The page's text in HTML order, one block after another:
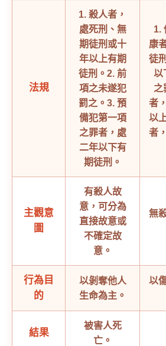
法規
1. 殺人者，
處死刑、無
期徒刑或十
年以上有期
徒刑。 2. 前
項之未遂犯
罰之。 3. 預
備犯第一項
之罪者，處
二年以下有
期徒刑。
1.
康
徒
以
之
者
以
者
主觀意
圖
有殺人故
意，可分為
直接故意或
不確定故
意。
無
行為目
的
以剝奪他人
生命為主。
以
結果
被害人死
亡。